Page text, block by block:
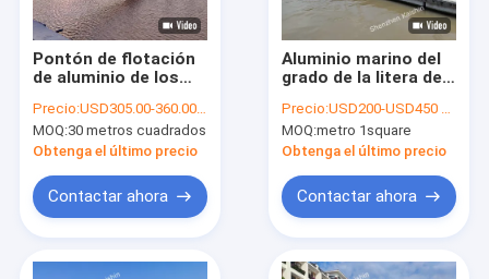
Videos
Visita a la fábrica
Control de Calidad
Pontón de flotación
de aluminio de los
Accessories One-
Stop Shop
Precio:USD305.00-360.00 Per Square Meter
MOQ:30 metros cuadrados
Obtenga el último precio
Contactar ahora
Aluminio marino del
grado de la litera del
barco el pontón de
los puertos
deportivos privados
Precio:USD200-USD450 per square meter
MOQ:metro 1square
Obtenga el último precio
Contactar ahora